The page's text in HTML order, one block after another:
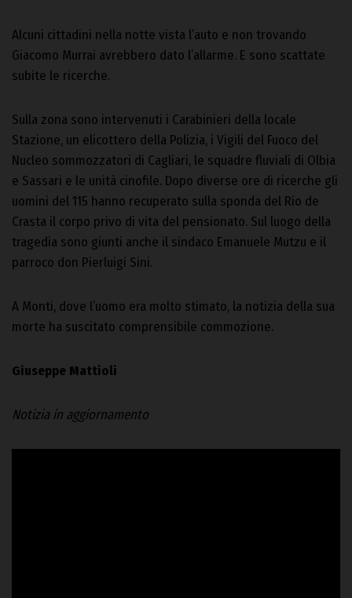
Alcuni cittadini nella notte vista l’auto e non trovando
Giacomo Murrai avrebbero dato l’allarme. E sono scattate
subite le ricerche.
Sulla zona sono intervenuti i Carabinieri della locale
Stazione, un elicottero della Polizia, i Vigili del Fuoco del
Nucleo sommozzatori di Cagliari, le squadre fluviali di Olbia
e Sassari e le unità cinofile. Dopo diverse ore di ricerche gli
uomini del 115 hanno recuperato sulla sponda del Rio de
Crasta il corpo privo di vita del pensionato. Sul luogo della
tragedia sono giunti anche il sindaco Emanuele Mutzu e il
parroco don Pierluigi Sini.
A Monti, dove l’uomo era molto stimato, la notizia della sua
morte ha suscitato comprensibile commozione.
Giuseppe Mattioli
Notizia in aggiornamento